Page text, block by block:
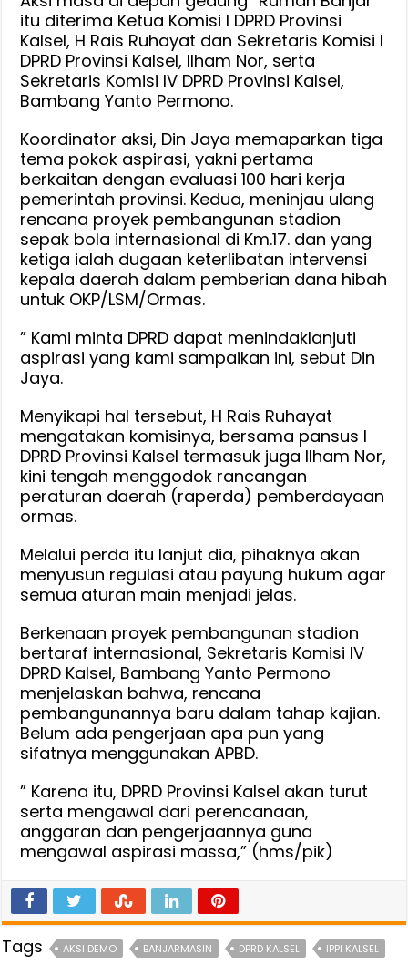
100
Kerja
dan
Tinjau
Ulang
Proyek
Stadion
Internasional
itu diterima Ketua Komisi I DPRD Provinsi
Kalsel, H Rais Ruhayat dan Sekretaris Komisi I
DPRD Provinsi Kalsel, Ilham Nor, serta
Sekretaris Komisi IV DPRD Provinsi Kalsel,
Bambang Yanto Permono.
Koordinator aksi, Din Jaya memaparkan tiga
tema pokok aspirasi, yakni pertama
berkaitan dengan evaluasi 100 hari kerja
pemerintah provinsi. Kedua, meninjau ulang
rencana proyek pembangunan stadion
sepak bola internasional di Km.17. dan yang
ketiga ialah dugaan keterlibatan intervensi
kepala daerah dalam pemberian dana hibah
untuk OKP/LSM/Ormas.
” Kami minta DPRD dapat menindaklanjuti
aspirasi yang kami sampaikan ini, sebut Din
Jaya.
Menyikapi hal tersebut, H Rais Ruhayat
mengatakan komisinya, bersama pansus I
DPRD Provinsi Kalsel termasuk juga Ilham Nor,
kini tengah menggodok rancangan
peraturan daerah (raperda) pemberdayaan
ormas.
Melalui perda itu lanjut dia, pihaknya akan
menyusun regulasi atau payung hukum agar
semua aturan main menjadi jelas.
Berkenaan proyek pembangunan stadion
bertaraf internasional, Sekretaris Komisi IV
DPRD Kalsel, Bambang Yanto Permono
menjelaskan bahwa, rencana
pembangunannya baru dalam tahap kajian.
Belum ada pengerjaan apa pun yang
sifatnya menggunakan APBD.
” Karena itu, DPRD Provinsi Kalsel akan turut
serta mengawal dari perencanaan,
anggaran dan pengerjaannya guna
mengawal aspirasi massa,” (hms/pik)
Tags AKSI DEMO BANJARMASIN DPRD KALSEL
IPPI KALSEL